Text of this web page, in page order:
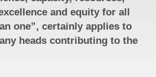
and equity for all
one”, certainly applies to
heads contributing to the